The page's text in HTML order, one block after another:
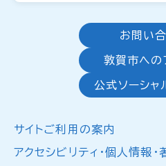
お問い
敦賀市への
公式ソーシャ
サイトご利用の案内
アクセシビリティ・個人情報